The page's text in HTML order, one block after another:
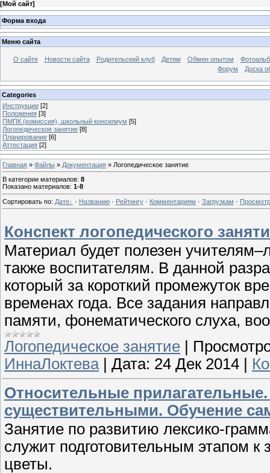
[Мой сайт]
Форма входа
Меню сайта
О сайте Новости сайта Родительский клуб Детям Обмен опытом
Форум
Доска
Categories
Инструкции [2]
Положения [3]
ПМПК (комиссия), школьный консилиум [5]
Логопедическое занятие [8]
Планирование [6]
Аттестация [2]
Главная » Файлы » Документация » Логопедическое занятие
В категории материалов: 8
Показано материалов: 1-8
Сортировать по: Дате · Названию · Рейтингу · Комментариям · Загрузкам ·
Конспект логопедического
Материал будет полезен
также воспитателям. В данной
который за короткий промежуток
временах года. Все задания
памяти, фонематического слуха,
Логопедическое занятие
ИннаЛоктева| Дата: 24 Дек 2014
Относительные
существительными. Обучение
Занятие по развитию лексико-
служит подготовительным этапом
цветы.